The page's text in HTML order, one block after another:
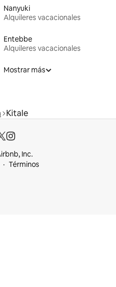
Nanyuki
Alquileres vacacionales
Entebbe
Alquileres vacacionales
Mostrar más
Kitale
Inc.
Términos